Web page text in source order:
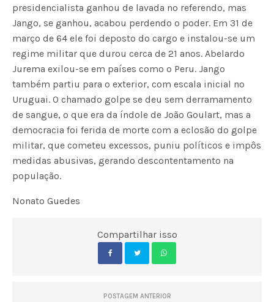
presidencialista ganhou de lavada no referendo, mas
Jango, se ganhou, acabou perdendo o poder. Em 31 de
março de 64 ele foi deposto do cargo e instalou-se um
regime militar que durou cerca de 21 anos. Abelardo
Jurema exilou-se em países como o Peru. Jango
também partiu para o exterior, com escala inicial no
Uruguai. O chamado golpe se deu sem derramamento
de sangue, o que era da índole de João Goulart, mas a
democracia foi ferida de morte com a eclosão do golpe
militar, que cometeu excessos, puniu políticos e impôs
medidas abusivas, gerando descontentamento na
população.
Nonato Guedes
Compartilhar isso
POSTAGEM ANTERIOR